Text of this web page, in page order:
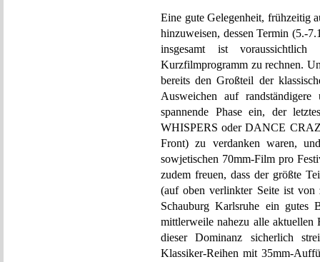
Eine gute Gelegenheit, frühzeitig
hinzuweisen, dessen Termin (5.-
insgesamt ist
Kurzfilmprogramm zu rechnen.
bereits den Großteil der
Ausweichen auf
spannende Phase ein, der
WHISPERS oder DANCE
Front) zu verdanken waren,
sowjetischen 70mm-Film pro
zudem freuen, dass der größte
(auf oben verlinkter Seite ist von
Schauburg Karlsruhe ein gutes
mittlerweile nahezu alle
dieser Dominanz sicherlich
Klassiker-Reihen mit 35mm-